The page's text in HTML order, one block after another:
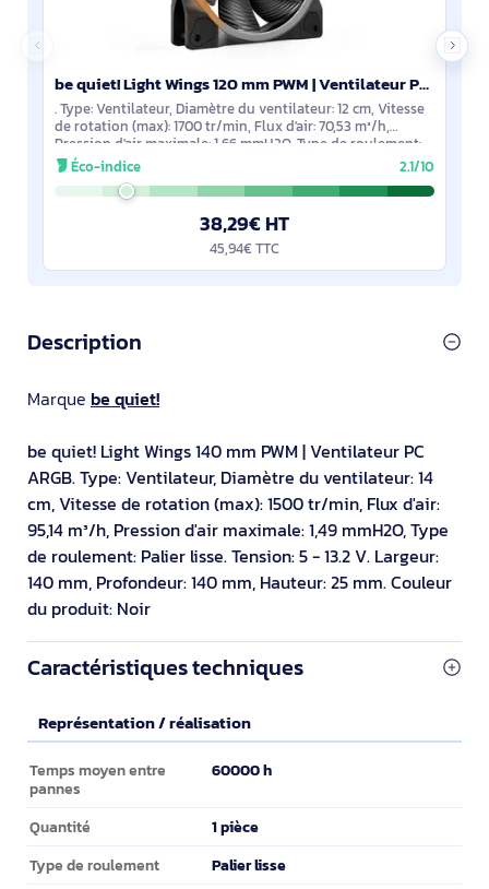
be quiet! Light Wings 120 mm PWM | Ventilateur PC ARGB - BL072
. Type: Ventilateur, Diamètre du ventilateur: 12 cm, Vitesse
de rotation (max): 1700 tr/min, Flux d'air: 70,53 m³/h,
Pression d'air maximale: 1,66 mmH2O, Type de roulement:
Palier lisse. Tension: 5 -
Éco-indice 2.1/10
38,29€ HT
45,94€ TTC
Description
Marque be quiet!
be quiet! Light Wings 140 mm PWM | Ventilateur PC
ARGB. Type: Ventilateur, Diamètre du ventilateur: 14
cm, Vitesse de rotation (max): 1500 tr/min, Flux d'air:
95,14 m³/h, Pression d'air maximale: 1,49 mmH2O, Type
de roulement: Palier lisse. Tension: 5 - 13.2 V. Largeur:
140 mm, Profondeur: 140 mm, Hauteur: 25 mm. Couleur
du produit: Noir
Caractéristiques techniques
Représentation / réalisation
Représentation / réalisation
Temps moyen entre
pannes
60000 h
Quantité 1 pièce
Type de roulement Palier lisse